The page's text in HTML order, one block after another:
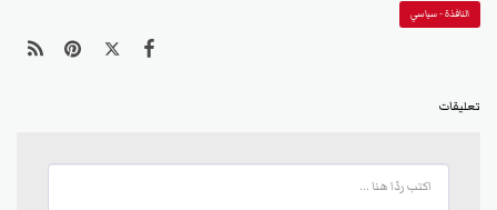
النافذة - سياسي
تعليقات